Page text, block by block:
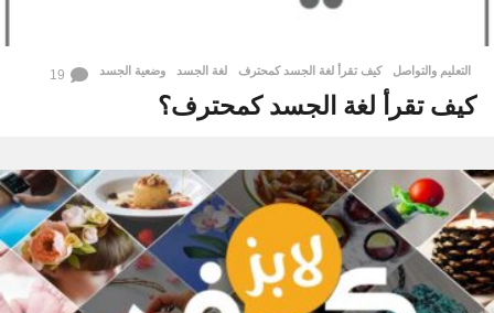
التعليم والتواصل كيف تقرأ لغة الجسد كمحترف ,
لغة الجسد ,
وضعية الجسد 19
كيف تقرأ لغة الجسد كمحترف؟